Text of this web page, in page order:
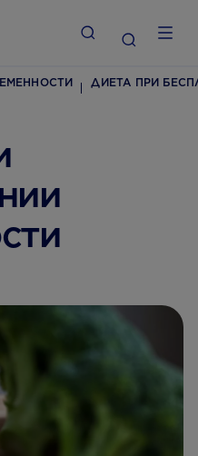
ДИЕТА ПРИ